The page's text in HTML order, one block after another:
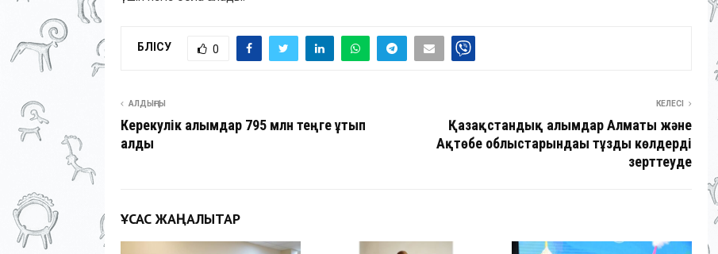
БӨЛІСУ 0
АЛДЫҢҒЫ
Керекулік ғалымдар 795 млн теңге ұтып
алды
КЕЛЕСІ
Қазақстандық ғалымдар Алматы және
Ақтөбе облыстарындағы тұзды көлдерді
зерттеуде
ҰҚСАС ЖАҢАЛЫҚТАР